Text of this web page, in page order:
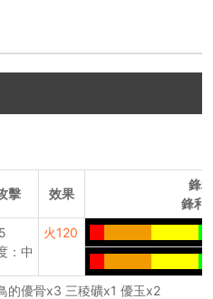
擊 效果
鋒
鋒利
：中
火120
的優骨x3 三稜礦x1 優玉x2